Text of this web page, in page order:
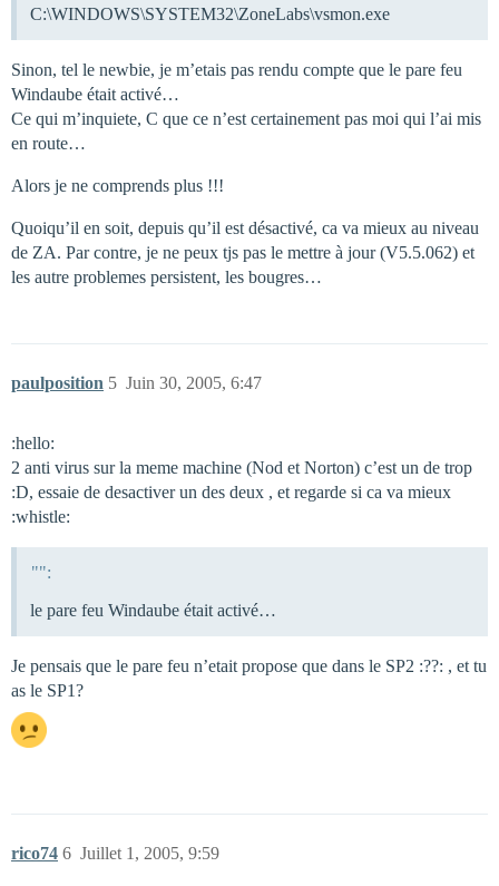
C:\WINDOWS\SYSTEM32\ZoneLabs\vsmon.exe
Sinon, tel le newbie, je m’etais pas rendu compte que le pare feu
Windaube était activé…
Ce qui m’inquiete, C que ce n’est certainement pas moi qui l’ai mis
en route…
Alors je ne comprends plus !!!
Quoiqu’il en soit, depuis qu’il est désactivé, ca va mieux au niveau
de ZA. Par contre, je ne peux tjs pas le mettre à jour (V5.5.062) et
les autre problemes persistent, les bougres…
paulposition Juin 30, 2005, 6:47
5
:hello:
2 anti virus sur la meme machine (Nod et Norton) c’est un de trop
:D, essaie de desactiver un des deux , et regarde si ca va mieux
:whistle:
"":
le pare feu Windaube était activé…
Je pensais que le pare feu n’etait propose que dans le SP2 :??: , et tu
as le SP1?
rico74 Juillet 1, 2005, 9:59
6